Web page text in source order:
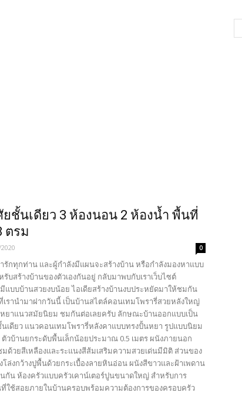
ชั้นเดียว 3 ห้องนอน 2 ห้องน้ำ พื้นที่
ตรม
0
กทุกท่าน และผู้กำลังมีแผนจะสร้างบ้าน หรือกำลังมองหาแบบ
รับสร้างบ้านของตัวเองกันอยู่ กลับมาพบกับเราเว็บไซต์
มีแบบบ้านสวยงบน้อย ไอเดียสร้างบ้านงบประหยัดมาให้ชมกัน
รานำมาฝากวันนี้ เป็นบ้านสไตล์คอนเทมโพรารี่สวยหลังใหญ่
ยาแนวสมัยนิยม ชมกันต่อเลยครับ ลักษณะบ้านออกแบบเป็น
เดียว แนวคอนเทมโพรารี่หลังคาแบบทรงปั้นหยา รูปแบบนิยม
วบ้านยกระดับพื้นเล็กน้อยประมาณ 0.5 เมตร ผนังภายนอก
ด้วยสีเหลืองและระแนงสีส้มเสริมความสวยเด่นมีมิติ ส่วนของ
ล่งกว้างปูพื้นด้วยกระเบื้องลายหินอ่อน ผนังสีขาวและฝ้าเพดาน
กัน ห้องครัวแบบครัวเคาน์เตอร์ปูนขนาดใหญ่ สำหรับการ
ใช้สอยภายในบ้านครอบพร้อมความต้องการของครอบครัว